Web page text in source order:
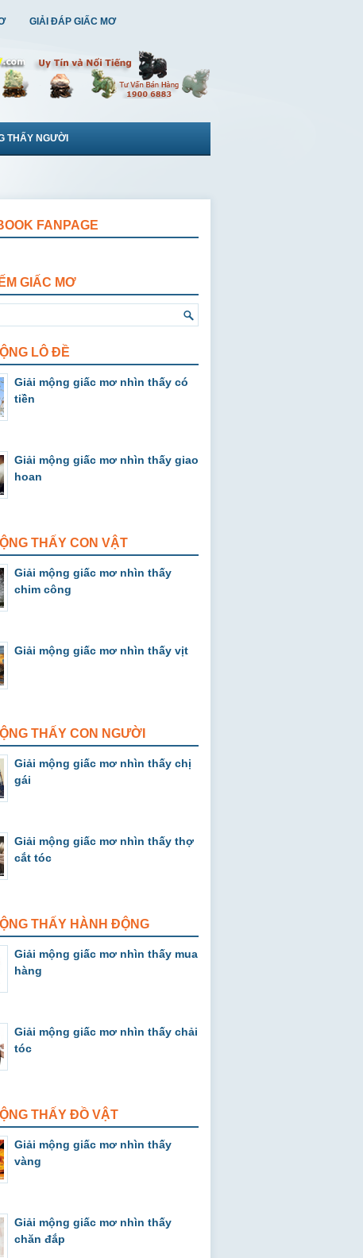
GIẢI ĐÁP GIẤC MƠ
THẤY NGƯỜI
FANPAGE
GIẤC MƠ
LÔ ĐỀ
Giải mộng giấc mơ nhìn thấy có
tiền
Giải mộng giấc mơ nhìn thấy giao
hoan
THẤY CON VẬT
Giải mộng giấc mơ nhìn thấy
chim công
Giải mộng giấc mơ nhìn thấy vịt
THẤY CON NGƯỜI
Giải mộng giấc mơ nhìn thấy chị
gái
Giải mộng giấc mơ nhìn thấy thợ
cắt tóc
THẤY HÀNH ĐỘNG
Giải mộng giấc mơ nhìn thấy mua
hàng
Giải mộng giấc mơ nhìn thấy chải
tóc
THẤY ĐỒ VẬT
Giải mộng giấc mơ nhìn thấy
vàng
Giải mộng giấc mơ nhìn thấy
chăn đắp